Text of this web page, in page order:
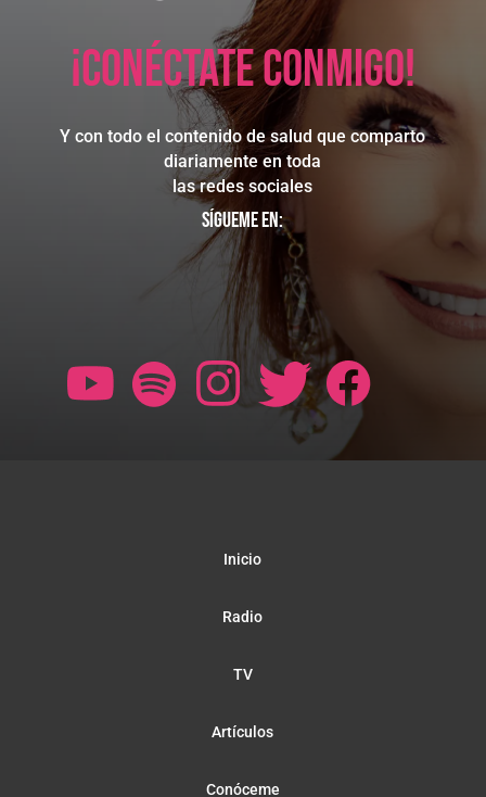
¡Conéctate conmigo!
Y con todo el contenido de salud que comparto
diariamente en toda
las redes sociales
Sígueme en:
Inicio
Radio
TV
Artículos
Conóceme